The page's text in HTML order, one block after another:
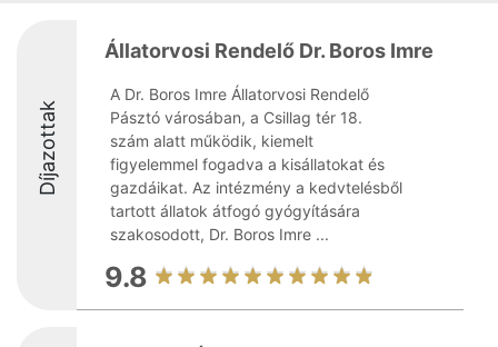
Díjazottak
Állatorvosi Rendelő Dr. Boros Imre
A Dr. Boros Imre Állatorvosi Rendelő
Pásztó városában, a Csillag tér 18.
szám alatt működik, kiemelt
figyelemmel fogadva a kisállatokat és
gazdáikat. Az intézmény a kedvtelésből
tartott állatok átfogó gyógyítására
szakosodott, Dr. Boros Imre ...
9.8